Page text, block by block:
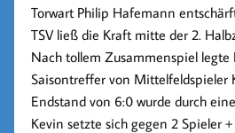
Torwart Philip Hafemann
TSV ließ die Kraft mitte der 2.
Nach tollem Zusammenspiel legte
Saisontreffer von Mittelfeldspieler
Endstand von 6:0 wurde durch
Kevin setzte sich gegen 2 Spieler